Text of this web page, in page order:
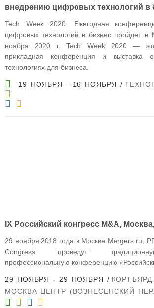
внедрению цифровых технологий в
Tech Week 2020. Ежегодная
цифровых технологий в бизнес пройдет
ноября 2020 г. Tech Week 2020 — это
прикладная конференция и выставка
технологиях для бизнеса.
19 НОЯБРЯ - 16 НОЯБРЯ
IX Российский конгресс M&A,
29 ноября 2018 года в Москве Mergers.ru,
Congress проведут
профессиональную конференцию
29 НОЯБРЯ - 29 НОЯБРЯ
МОСКВА ЦЕНТР (ВОЗНЕСЕНСКИЙ